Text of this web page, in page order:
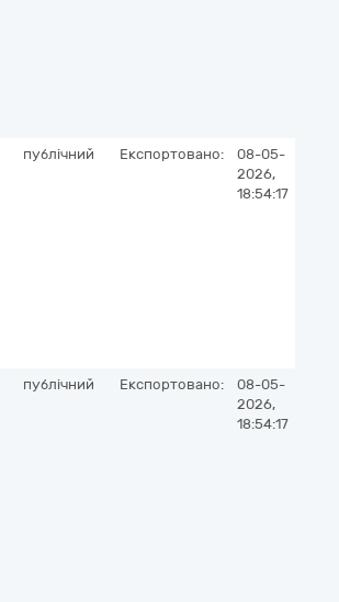
публічний Експортовано:
08-05-
2026,
18:54:17
публічний Експортовано:
08-05-
2026,
18:54:17